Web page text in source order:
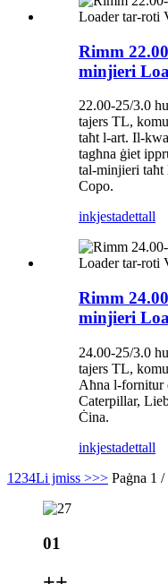
Rimm
minjieri
22.00-25/3.0
tajers TL,
taħt l-art. Il-
tagħna ġiet
tal-minjieri taħt
Copo.
inkjestadettall
Rimm
minjieri
24.00-25/3.0
tajers TL,
Aħna l-fornitur
Caterpillar,
Ċina.
inkjestadettall
1 234Li jmiss >>> Paġna 1 /
01